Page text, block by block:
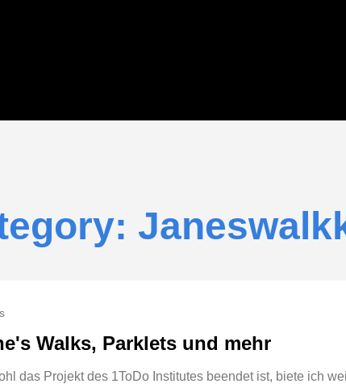
Walks, Parklets und mehr
das Projekt des 1ToDo Institutes beendet ist, biete ich